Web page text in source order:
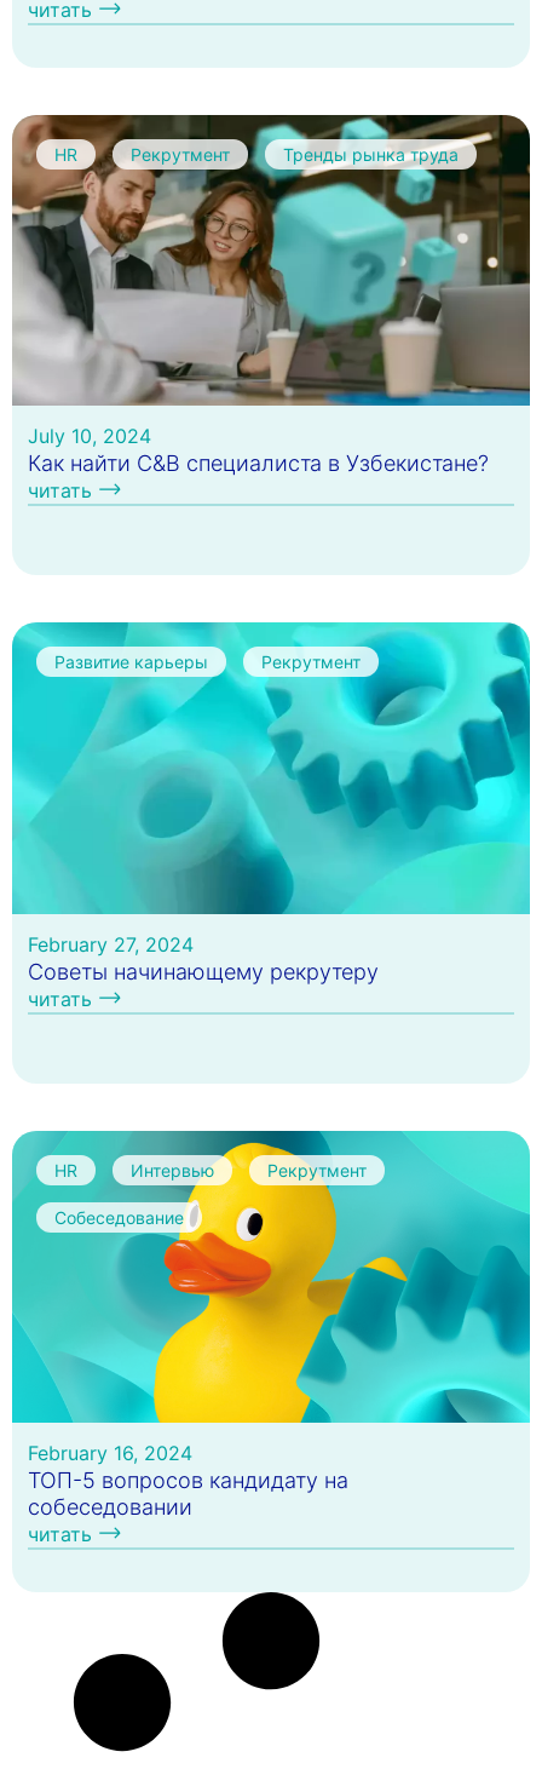
читать
HR Рекрутмент Тренды рынка труда
July 10, 2024
Как найти C&B специалиста в Узбекистане?
читать
Развитие карьеры Рекрутмент
February 27, 2024
Cоветы начинающему рекрутеру
читать
HR Интервью Рекрутмент
Собеседование
February 16, 2024
ТОП-5 вопросов кандидату на
собеседовании
читать